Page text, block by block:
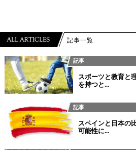
記事一覧
記事
スポーツと教育と
を持つと...
記事
スペインと日本の
可能性に...